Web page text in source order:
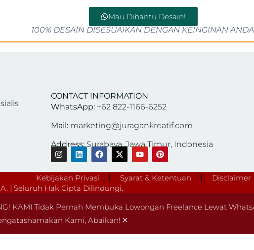
Mau Dibantu Desain!
100% DESAIN DISESUAIKAN DENGAN KEINGINAN
CONTACT INFORMATION
WhatsApp: +62 822-1166-6252
Mail: marketing@juragankreatif.com
Address: Surabaya, Jawa Timur, Indonesia
Kebijakan Privasi Syarat & Ketentuan
Disclaimer
| Seluruh Hak Cipta Dilindungi.
KAMI Tidak Pernah Membuka Lowongan Freelance Lewat
Kami, Abaikan! ×